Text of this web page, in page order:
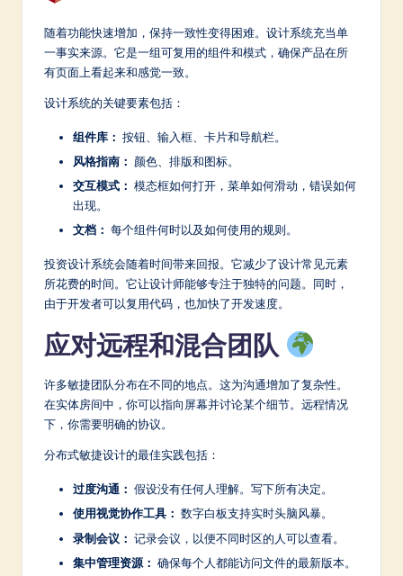
随着功能快速增加，保持一致性变得困难。设计系统充当单
一事实来源。它是一组可复用的组件和模式，确保产品在所
有页面上看起来和感觉一致。
设计系统的关键要素包括：
组件库： 按钮、输入框、卡片和导航栏。
风格指南： 颜色、排版和图标。
交互模式： 模态框如何打开，菜单如何滑动，错误如何
出现。
文档： 每个组件何时以及如何使用的规则。
投资设计系统会随着时间带来回报。它减少了设计常见元素
所花费的时间。它让设计师能够专注于独特的问题。同时，
由于开发者可以复用代码，也加快了开发速度。
应对远程和混合团队
许多敏捷团队分布在不同的地点。这为沟通增加了复杂性。
在实体房间中，你可以指向屏幕并讨论某个细节。远程情况
下，你需要明确的协议。
分布式敏捷设计的最佳实践包括：
过度沟通： 假设没有任何人理解。写下所有决定。
使用视觉协作工具： 数字白板支持实时头脑风暴。
录制会议： 记录会议，以便不同时区的人可以查看。
集中管理资源： 确保每个人都能访问文件的最新版本。